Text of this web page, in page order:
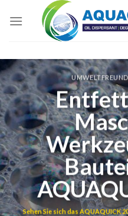
Sehen Sie sich das AQUAQUICK